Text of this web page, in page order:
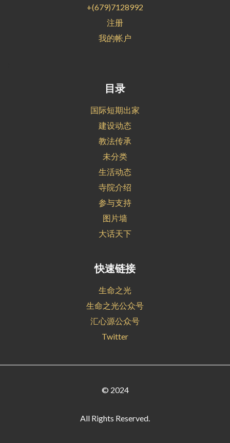
+(679)7128992
注册
我的帐户
目录
国际短期出家
建设动态
教法传承
未分类
生活动态
寺院介绍
参与支持
图片墙
大话天下
快速链接
生命之光
生命之光公众号
汇心源公众号
Twitter
© 2024
All Rights Reserved.